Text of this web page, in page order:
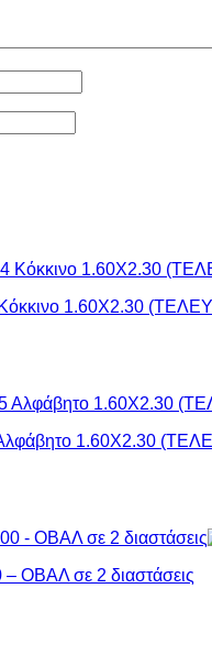
1.60Χ2.30
1.60Χ2.30
ΟΒΑΛ σε 2 διαστάσεις